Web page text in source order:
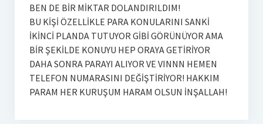
BEN DE BİR MİKTAR DOLANDIRILDIM!
BU KİŞİ ÖZELLİKLE PARA KONULARINI SANKİ
İKİNCİ PLANDA TUTUYOR GİBİ GÖRÜNÜYOR AMA
BİR ŞEKİLDE KONUYU HEP ORAYA GETİRİYOR
DAHA SONRA PARAYI ALIYOR VE VINNN HEMEN
TELEFON NUMARASINI DEĞİŞTİRİYOR! HAKKIM
PARAM HER KURUŞUM HARAM OLSUN İNŞALLAH!